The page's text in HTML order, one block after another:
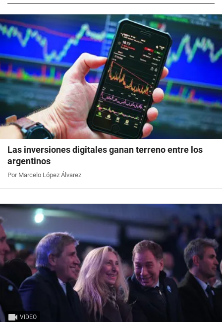
Las inversiones digitales ganan terreno entre los
argentinos
Por Marcelo López Álvarez
VIDEO